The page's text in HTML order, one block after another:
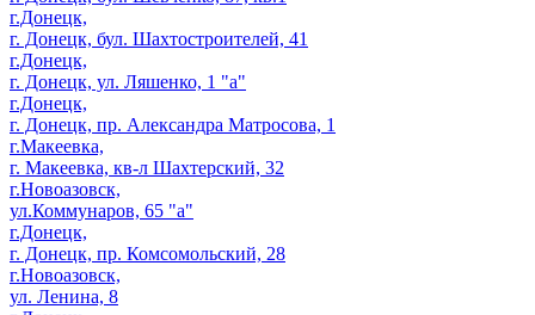
г.Донецк,
г. Донецк, бул. Шахтостроителей, 41
г.Донецк,
г. Донецк, ул. Ляшенко, 1 "а"
г.Донецк,
г. Донецк, пр. Александра Матросова, 1
г.Макеевка,
г. Макеевка, кв-л Шахтерский, 32
г.Новоазовск,
ул.Коммунаров, 65 "а"
г.Донецк,
г. Донецк, пр. Комсомольский, 28
г.Новоазовск,
ул. Ленина, 8